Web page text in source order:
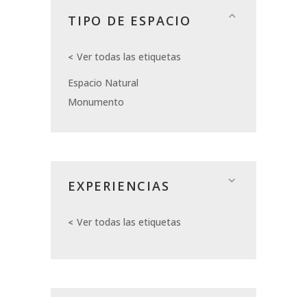
TIPO DE ESPACIO
Ver todas las etiquetas
Espacio Natural
Monumento
EXPERIENCIAS
Ver todas las etiquetas